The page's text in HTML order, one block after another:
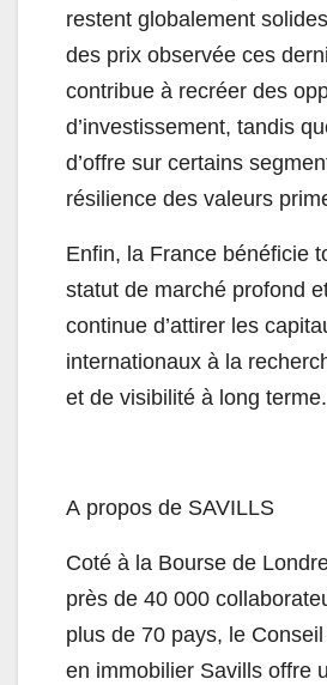
restent globalement
des prix observée ces
contribue à recréer des
d’investissement, tandis
d’offre sur certains
résilience des valeurs
Enfin, la France bénéficie
statut de marché profond
continue d’attirer les
internationaux à la
et de visibilité à long terme.
A propos de SAVILLS
Coté à la Bourse de
près de 40 000
plus de 70 pays, le
en immobilier Savills offre